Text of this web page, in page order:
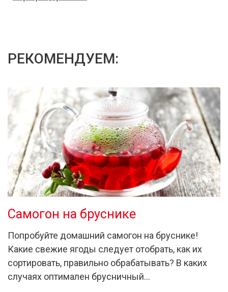
РЕКОМЕНДУЕМ:
Самогон на бруснике
Попробуйте домашний самогон на бруснике!
Какие свежие ягоды следует отобрать, как их
сортировать, правильно обрабатывать? В каких
случаях оптимален брусничный…